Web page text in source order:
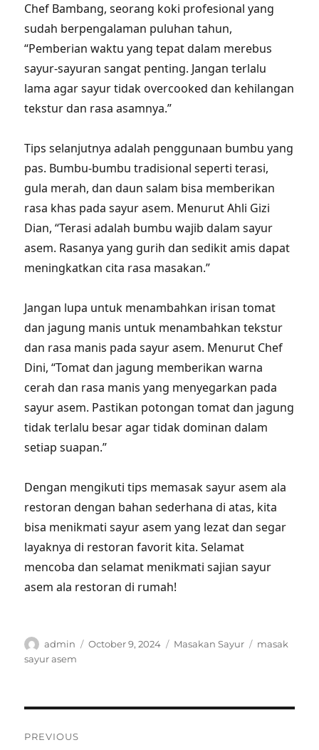
Chef Bambang, seorang koki profesional yang
sudah berpengalaman puluhan tahun,
“Pemberian waktu yang tepat dalam merebus
sayur-sayuran sangat penting. Jangan terlalu
lama agar sayur tidak overcooked dan kehilangan
tekstur dan rasa asamnya.”
Tips selanjutnya adalah penggunaan bumbu yang
pas. Bumbu-bumbu tradisional seperti terasi,
gula merah, dan daun salam bisa memberikan
rasa khas pada sayur asem. Menurut Ahli Gizi
Dian, “Terasi adalah bumbu wajib dalam sayur
asem. Rasanya yang gurih dan sedikit amis dapat
meningkatkan cita rasa masakan.”
Jangan lupa untuk menambahkan irisan tomat
dan jagung manis untuk menambahkan tekstur
dan rasa manis pada sayur asem. Menurut Chef
Dini, “Tomat dan jagung memberikan warna
cerah dan rasa manis yang menyegarkan pada
sayur asem. Pastikan potongan tomat dan jagung
tidak terlalu besar agar tidak dominan dalam
setiap suapan.”
Dengan mengikuti tips memasak sayur asem ala
restoran dengan bahan sederhana di atas, kita
bisa menikmati sayur asem yang lezat dan segar
layaknya di restoran favorit kita. Selamat
mencoba dan selamat menikmati sajian sayur
asem ala restoran di rumah!
Author
admin
Posted
October 9, 2024 Categories
Masakan Sayur Tags
masak
sayur asem
PREVIOUS